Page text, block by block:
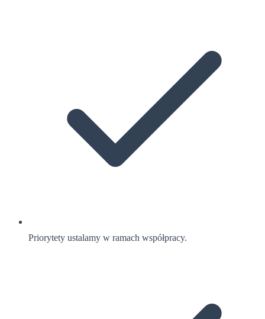
Priorytety ustalamy w ramach współpracy.